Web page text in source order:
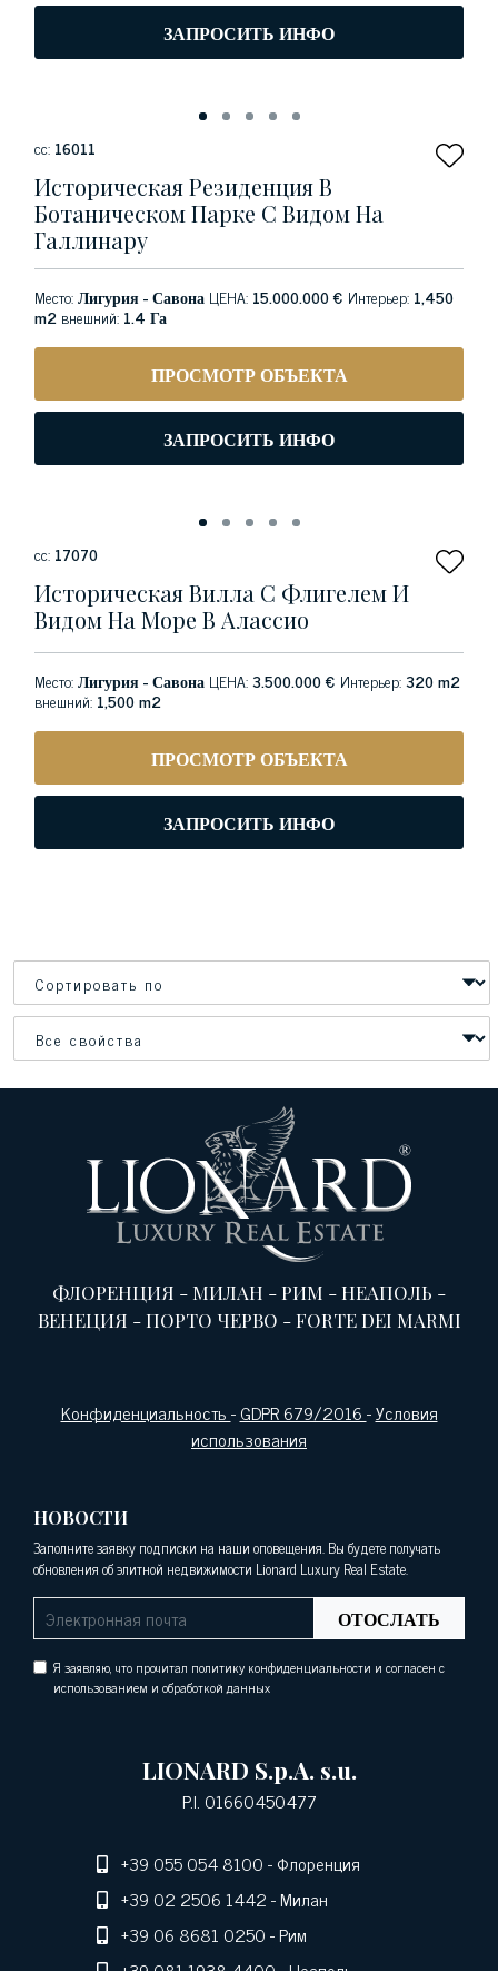
ЗАПРОСИТЬ ИНФО
сс: 16011
Историческая Резиденция В
Ботаническом Парке С Видом На
Галлинару
Место:Лигурия - Савона ЦЕНА: 15.000.000 € Интерьер: 1,450
m2 внешний: 1.4 Га
ПРОСМОТР ОБЪЕКТА
ЗАПРОСИТЬ ИНФО
сс: 17070
Историческая Вилла С Флигелем И
Видом На Море В Алассио
Место:Лигурия - Савона ЦЕНА:3.500.000 € Интерьер:320 m2
внешний: 1,500 m2
ПРОСМОТР ОБЪЕКТА
ЗАПРОСИТЬ ИНФО
ФЛОРЕНЦИЯ -МИЛАН -РИМ -НЕАПОЛЬ -
ВЕНЕЦИЯ -ПОРТО ЧЕРВО -FORTE DEI MARMI
Конфиденциальность-GDPR 679/2016-Условия
использования
НОВОСТИ
Заполните заявку подписки на наши оповещения. Вы будете получать
обновления об элитной недвижимости Lionard Luxury Real Estate.
ОТОСЛАТЬ
Я заявляю, что прочитал политику конфиденциальности и согласен с
использованием и обработкой данных
LIONARD S.p.A. s.u.
P.I. 01660450477
+39 055 054 8100- Флоренция
+39 02 2506 1442- Милан
+39 06 8681 0250- Рим